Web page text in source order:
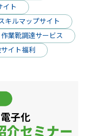
イト
キルマップサイト
業靴調達サービス
イト福利